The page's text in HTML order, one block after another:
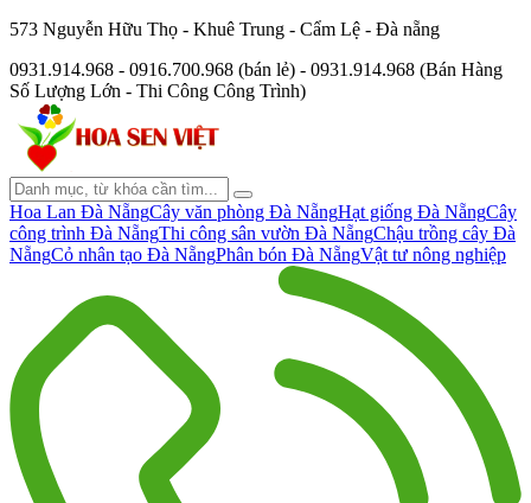
573 Nguyễn Hữu Thọ - Khuê Trung - Cẩm Lệ - Đà nẵng
0931.914.968 - 0916.700.968 (bán lẻ) - 0931.914.968 (Bán Hàng
Số Lượng Lớn - Thi Công Công Trình)
Hoa Lan Đà NẵngCây văn phòng Đà NẵngHạt giống Đà NẵngCây
công trình Đà NẵngThi công sân vườn Đà NẵngChậu trồng cây Đà
NẵngCỏ nhân tạo Đà NẵngPhân bón Đà NẵngVật tư nông nghiệp